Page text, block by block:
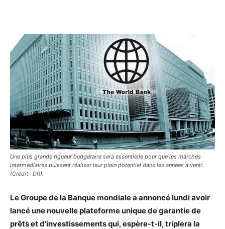
Une plus grande rigueur budgétaire sera essentielle pour que les marchés
intermédiaires puissent réaliser leur plein potentiel dans les années à venir.
(Crédit : DR).
Le Groupe de la Banque mondiale a annoncé lundi avoir
lancé une nouvelle plateforme unique de garantie de
prêts et d’investissements qui, espère-t-il, triplera la